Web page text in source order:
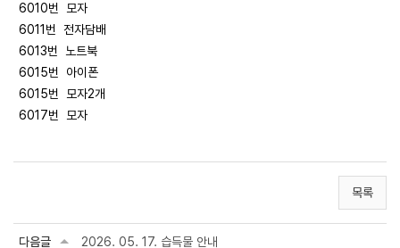
6010번 모자
6011번 전자담배
6013번 노트북
6015번 아이폰
6015번 모자2개
6017번 모자
목록
다음글 2026. 05. 17. 습득물 안내